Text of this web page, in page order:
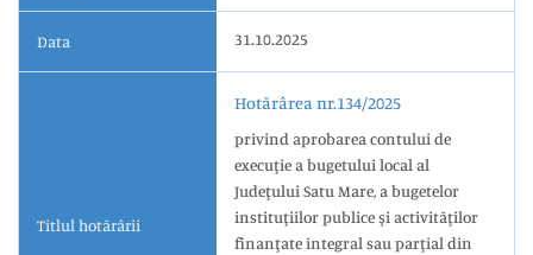
Data 31.10.2025
Titlul hotărârii
Hotărârea nr.134/2025
privind aprobarea contului de
execuţie a bugetului local al
Judeţului Satu Mare, a bugetelor
instituţiilor publice şi activităţilor
finanţate integral sau parţial din